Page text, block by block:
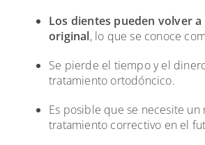
Los dientes pueden volver
original, lo que se conoce
Se pierde el tiempo y el
tratamiento ortodóncico.
Es posible que se necesite un
tratamiento correctivo en el